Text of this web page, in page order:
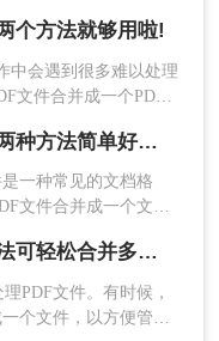
PDF文件。
个方法就够用啦!
中会遇到很多难以处理
文件合并成一个PDF
们理想的预期。让我
怎么把两个pdf合并成一个？这两种方法简单好用！
一种常见的文档格
文件合并成一个文
么把两个pdf合并成一
怎么将四个pdf合并？这两种方法可轻松合并多个文件~
PDF文件。有时候，
个文件，以方便管理